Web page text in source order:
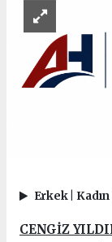
Erkek Kadın
CENGİZ